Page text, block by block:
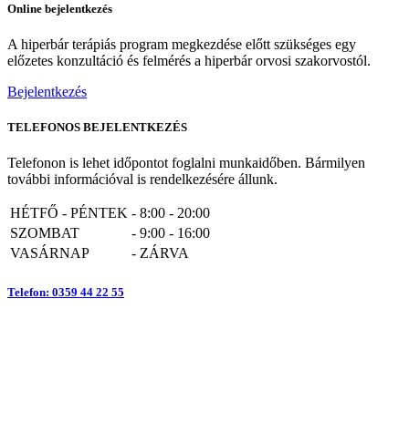
Online bejelentkezés
A hiperbár terápiás program megkezdése előtt szükséges egy
előzetes konzultáció és felmérés a hiperbár orvosi szakorvostól.
Bejelentkezés
TELEFONOS BEJELENTKEZÉS
Telefonon is lehet időpontot foglalni munkaidőben. Bármilyen
további információval is rendelkezésére állunk.
HÉTFŐ - PÉNTEK - 8:00 - 20:00
SZOMBAT
- 9:00 - 16:00
VASÁRNAP
- ZÁRVA
Telefon: 0359 44 22 55